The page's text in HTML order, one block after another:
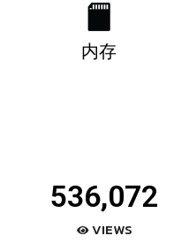
内存
536,072
VIEWS